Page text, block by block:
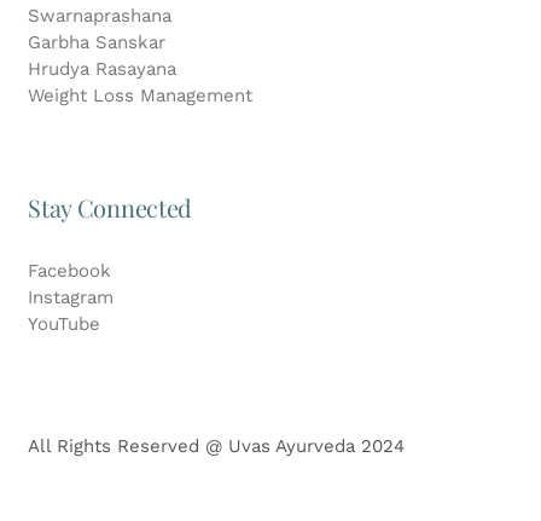
Swarnaprashana
Garbha Sanskar
Hrudya Rasayana
Weight Loss Management
Stay Connected
Facebook
Instagram
YouTube
All Rights Reserved @ Uvas Ayurveda 2024